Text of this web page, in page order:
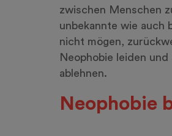
zwischen Menschen
unbekannte wie auch
nicht mögen,
Neophobie leiden
ablehnen.
Neophobie